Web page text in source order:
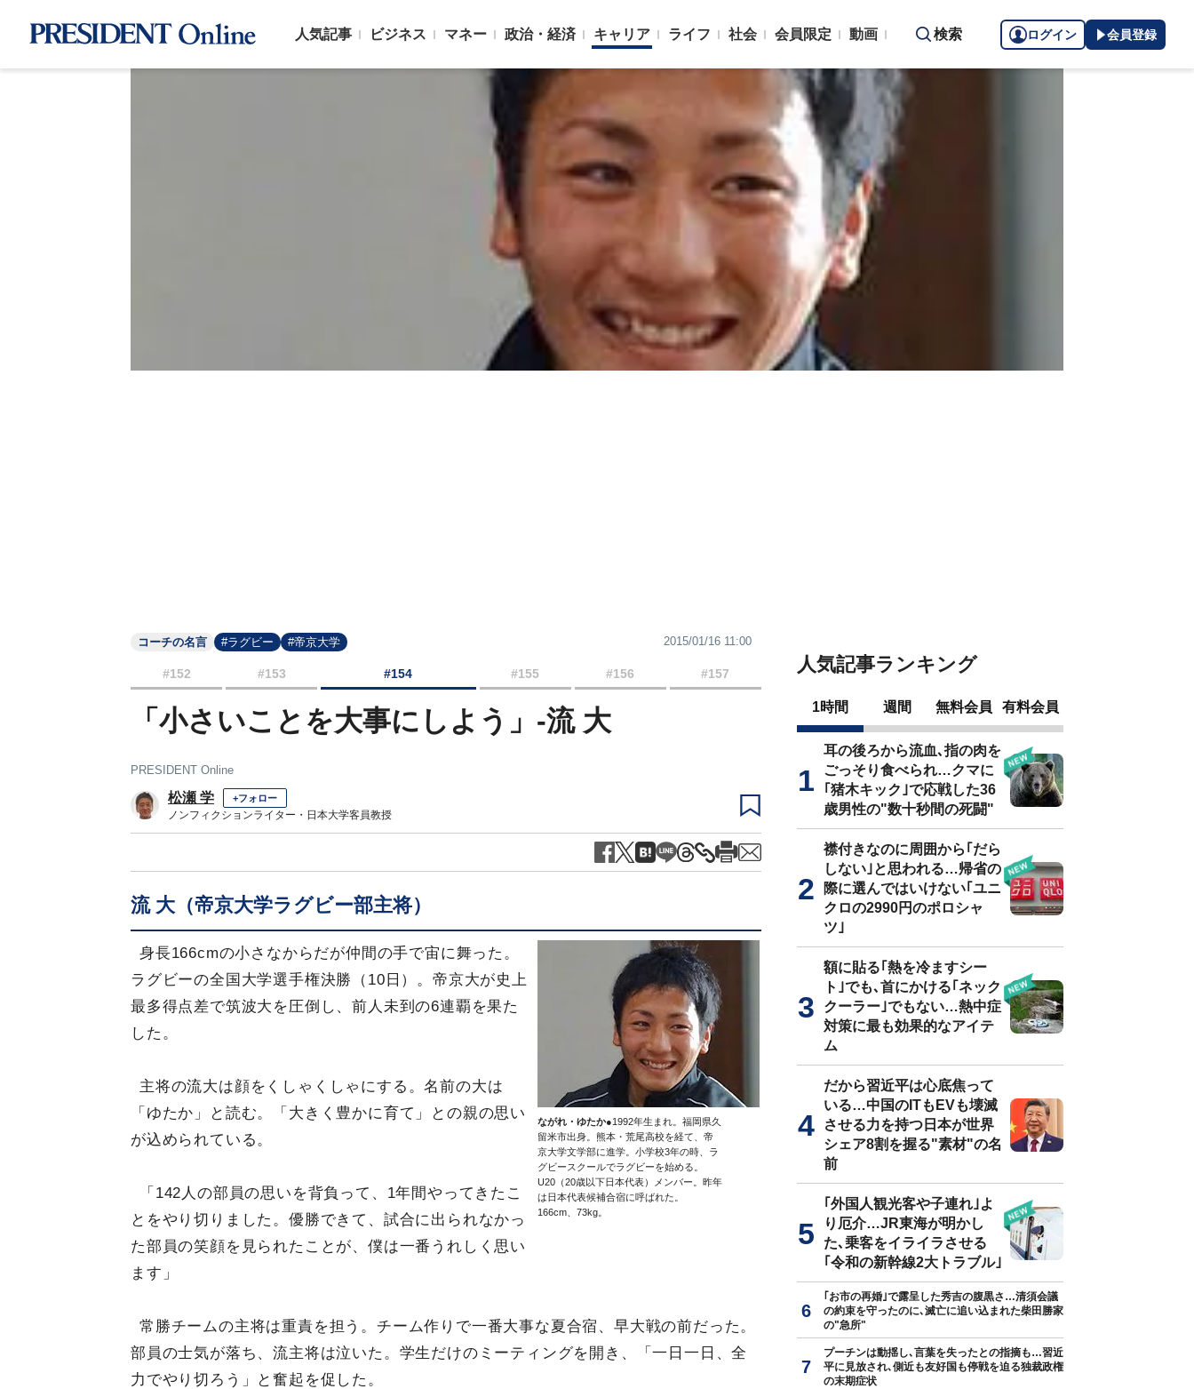
人気記事 ビジネス マネー 政治・経済 キャリア ライフ 社会 会員限定 動画 検索 ログイン 会員登録
コーチの名言 #ラグビー #帝京大学 2015/01/16 11:00
#152 #153 #154 #155 #156 #157
「小さいことを大事にしよう」-流 大
PRESIDENT Online
松瀬 学 +フォロー
ノンフィクションライター・日本大学客員教授
流 大（帝京大学ラグビー部主将）
ながれ・ゆたか●1992年生まれ。福岡県久
留米市出身。熊本・荒尾高校を経て、帝
京大学文学部に進学。小学校3年の時、ラ
グビースクールでラグビーを始める。
U20（20歳以下日本代表）メンバー。昨年
は日本代表候補合宿に呼ばれた。
166cm、73kg。
身長166cmの小さなからだが仲間の手で宙に舞った。
ラグビーの全国大学選手権決勝（10日）。帝京大が史上
最多得点差で筑波大を圧倒し、前人未到の6連覇を果た
した。
主将の流大は顔をくしゃくしゃにする。名前の大は
「ゆたか」と読む。「大きく豊かに育て」との親の思い
が込められている。
「142人の部員の思いを背負って、1年間やってきたこ
とをやり切りました。優勝できて、試合に出られなかっ
た部員の笑顔を見られたことが、僕は一番うれしく思い
ます」
常勝チームの主将は重責を担う。チーム作りで一番大事な夏合宿、早大戦の前だった。
部員の士気が落ち、流主将は泣いた。学生だけのミーティングを開き、「一日一日、全
力でやり切ろう」と奮起を促した。
人気記事ランキング
1時間 週間 無料会員 有料会員
耳の後ろから流血､指の肉を
ごっそり食べられ…クマに
｢猪木キック｣で応戦した36
歳男性の"数十秒間の死闘"
襟付きなのに周囲から｢だら
しない｣と思われる…帰省の
際に選んではいけない｢ユニ
クロの2990円のポロシャ
ツ｣
額に貼る｢熱を冷ますシー
ト｣でも､首にかける｢ネック
クーラー｣でもない…熱中症
対策に最も効果的なアイテ
ム
だから習近平は心底焦って
いる…中国のITもEVも壊滅
させる力を持つ日本が世界
シェア8割を握る"素材"の名
前
｢外国人観光客や子連れ｣よ
り厄介…JR東海が明かし
た､乗客をイライラさせる
｢令和の新幹線2大トラブル｣
｢お市の再婚｣で露呈した秀吉の腹黒さ…清須会議
の約束を守ったのに､滅亡に追い込まれた柴田勝家
の"急所"
プーチンは動揺し､言葉を失ったとの指摘も…習近
平に見放され､側近も友好国も停戦を迫る独裁政権
の末期症状